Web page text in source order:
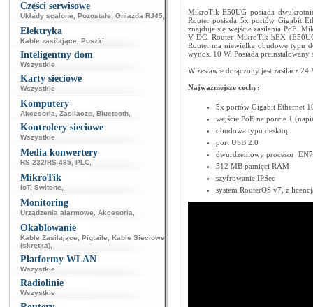
Części serwisowe
Układy scalone Pozostałe Gniazda RJ45
Elektryka
Kable zasilające Puszki
Inteligentny dom
Wszystkie
Karty sieciowe
Wszystkie
Komputery
Akcesoria Zasilacze Bluetooth
Kontrolery sieciowe
Wszystkie
Media konwertery
RS-232/RS-485 PLC
MikroTik
IoT, Switche
Monitoring
Urządzenia alarmowe Akcesoria
Okablowanie
Kable Zasilające Pigtaile
Kable Sieciowe
(skrętka)
Platformy WLAN
Wszystkie
Radiolinie
Wszystkie
MikroTik E50UG posiada
Router posiada 5x portów Gigabit
znajduje się wejście zasilania PoE.
V DC. Router MikroTik hEX
Router ma niewielką obudowę typu
wynosi 10 W. Posiada
W zestawie dołączony jest zasilacz 24
Najważniejsze cechy:
5x portów Gigabit Ethernet
wejście PoE na porcie 1
obudowa typu desktop
port USB 2.0
dwurdzeniowy procesor
512 MB pamięci RAM
szyfrowanie IPSec
system RouterOS v7, z